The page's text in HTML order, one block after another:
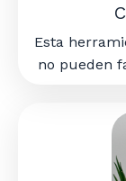
Esta
no pueden